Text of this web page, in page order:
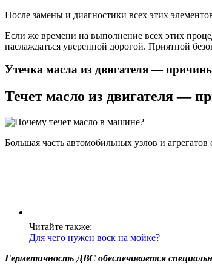
После замены и диагностики всех этих
Если же времени на выполнение всех этих
наслаждаться уверенной дорогой. Приятной
Утечка масла из двигателя —
Течет масло из двигателя —
Большая часть автомобильных узлов и
Читайте также:
Для чего нужен воск на мойке?
Герметичность ДВС обеспечивается